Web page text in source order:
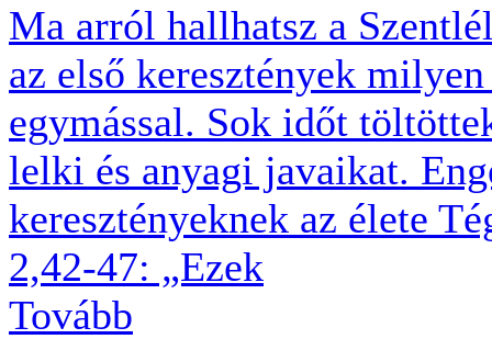
Ma arról hallhatsz a
az első keresztények
egymással. Sok időt
lelki és anyagi javaikat.
keresztényeknek az élete
2,42-47: „Ezek
Tovább